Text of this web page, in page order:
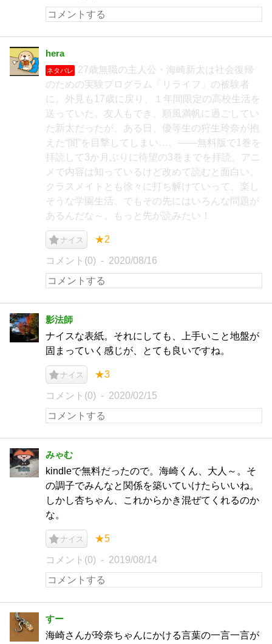
hera
ネタバレ
27歳無職の主人公・海崎新太は社会復帰
のための実験プログラム「リライフ」の被験者
に。外見も17歳に戻り、１年間限定の高校生活を
送っていた。友人もでき、順風満帆に過ごしてい
た新太だったが、ある日、優等生の狩生玲奈が抱
えた“闇”を目撃してしまい…。――無料版で1巻を
拝読して3か月ぶりに待望の3巻までを拝読。アニ
メで内容は知っているけど改めて読むと面白い。
クラスメイトとも徐々に打ち解けていって、楽し
そうな学園生活。でもその先にはいろんな問題が
あるんだな～。もっと先が読みたい！
ナイス ★2
コメント(0) 2020/08/16
影法師
ナイスな表紙。それにしても、上手いこと地盤が
固まっていく感じが、とても良いですね。
ナイス ★3
コメント(0) 2020/02/15
みゃむ
kindleで無料だったので。海崎くん、大人～。そ
の調子でみんなと関係を築いていけたらいいね。
しかし杏ちゃん、これからかき混ぜてくれるのか
な。
ナイス ★5
コメント(0) 2019/08/14
すー
海崎さんが玲奈ちゃんにかける言葉の一言一言が